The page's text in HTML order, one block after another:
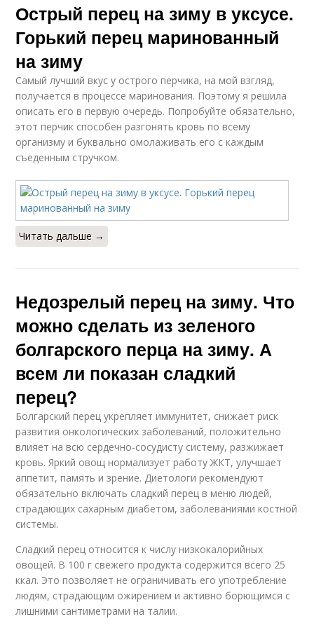
Острый перец на зиму в уксусе.
Горький перец маринованный
на зиму
Самый лучший вкус у острого перчика, на мой взгляд,
получается в процессе маринования. Поэтому я решила
описать его в первую очередь. Попробуйте обязательно,
этот перчик способен разгонять кровь по всему
организму и буквально омолаживать его с каждым
съеденным стручком.
Читать дальше →
Недозрелый перец на зиму. Что
можно сделать из зеленого
болгарского перца на зиму. А
всем ли показан сладкий
перец?
Болгарский перец укрепляет иммунитет, снижает риск
развития онкологических заболеваний, положительно
влияет на всю сердечно-сосудисту систему, разжижает
кровь. Яркий овощ нормализует работу ЖКТ, улучшает
аппетит, память и зрение. Диетологи рекомендуют
обязательно включать сладкий перец в меню людей,
страдающих сахарным диабетом, заболеваниями костной
системы.
Сладкий перец относится к числу низкокалорийных
овощей. В 100 г свежего продукта содержится всего 25
ккал. Это позволяет не ограничивать его употребление
людям, страдающим ожирением и активно борющимся с
лишними сантиметрами на талии.